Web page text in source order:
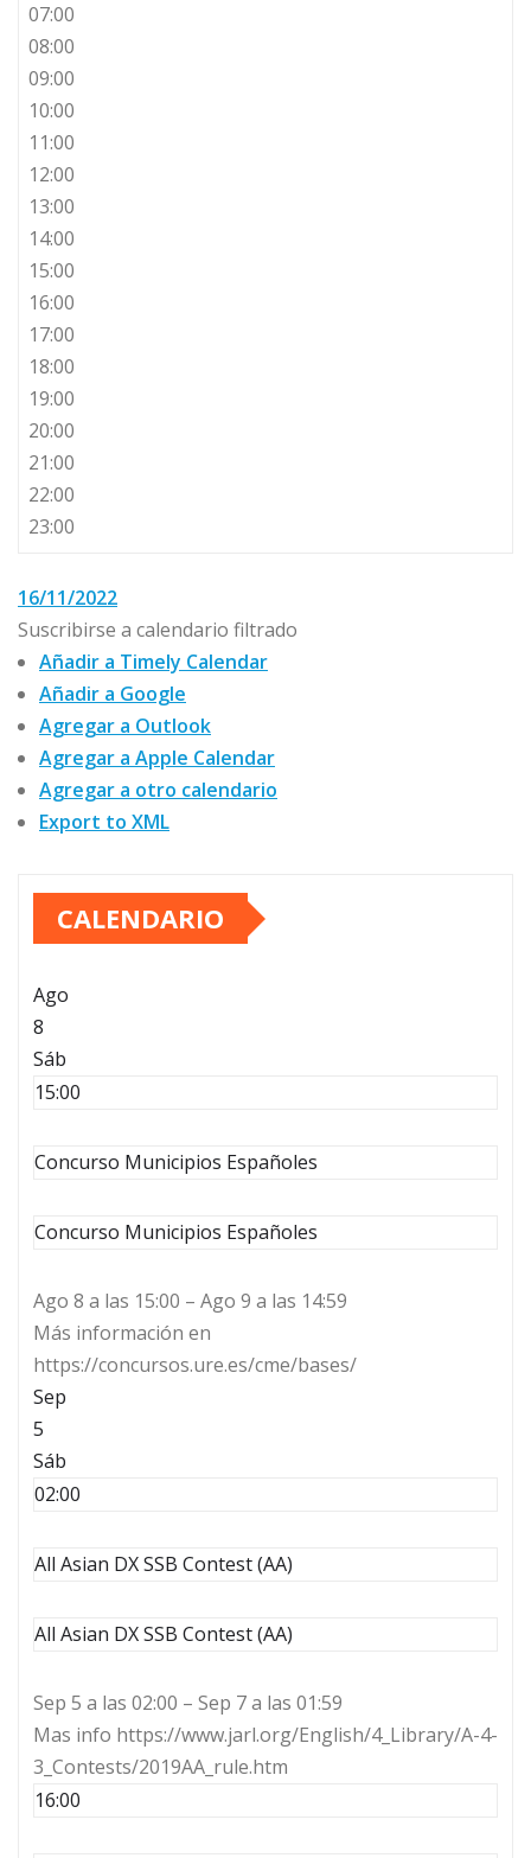
07:00
08:00
09:00
10:00
11:00
12:00
13:00
14:00
15:00
16:00
17:00
18:00
19:00
20:00
21:00
22:00
23:00
16/11/2022
Suscribirse a calendario filtrado
Añadir a Timely Calendar
Añadir a Google
Agregar a Outlook
Agregar a Apple Calendar
Agregar a otro calendario
Export to XML
CALENDARIO
Ago
8
Sáb
15:00
Concurso Municipios Españoles
Concurso Municipios Españoles
Ago 8 a las 15:00 – Ago 9 a las 14:59
Más información en
https://concursos.ure.es/cme/bases/
Sep
5
Sáb
02:00
All Asian DX SSB Contest (AA)
All Asian DX SSB Contest (AA)
Sep 5 a las 02:00 – Sep 7 a las 01:59
Mas info https://www.jarl.org/English/4_Library/A-4-
3_Contests/2019AA_rule.htm
16:00